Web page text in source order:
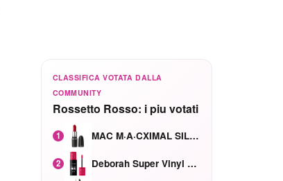
CLASSIFICA VOTATA DALLA
COMMUNITY
Rossetto Rosso: i piu votati
1 MAC M·A·CXIMAL SILKY MATTE Red Rock mat
2 Deborah Super Vinyl Shake Rosa Ciliegia